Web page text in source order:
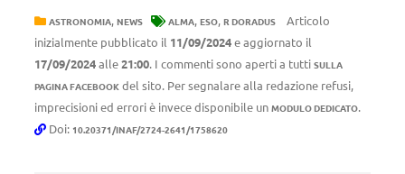
ASTRONOMIA, NEWS ALMA, ESO, R DORADUS
Articolo
inizialmente pubblicato il 11/09/2024e aggiornato il
17/09/2024alle21:00. I commenti sono aperti a tutti SULLA
PAGINA FACEBOOK del sito. Per segnalare alla redazione refusi,
imprecisioni ed errori è invece disponibile un MODULO DEDICATO.
Doi: 10.20371/INAF/2724-2641/1758620